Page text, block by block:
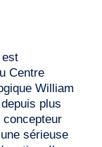
Centre
William
plus
sérieuse